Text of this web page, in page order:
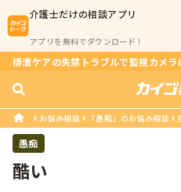
介護士だけの相談アプリ
アプリを無料でダウンロード！
排泄ケアの失禁トラブルで監視カメラ
お悩み相談 「愚痴」のお悩み相談
愚痴
酷い